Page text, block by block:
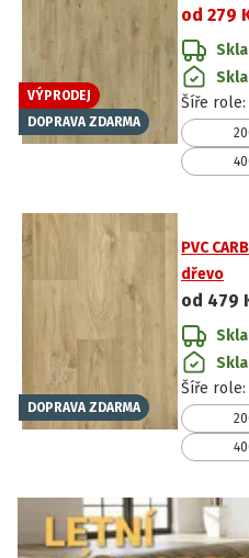
VÝPRODEJ
DOPRAVA ZDARMA
od 279
Šíře role:
DOPRAVA ZDARMA
PVC
dřevo
od 479
Šíře role: